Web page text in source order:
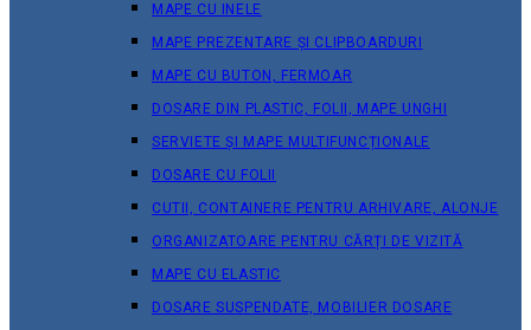
MAPE CU INELE
MAPE PREZENTARE ȘI CLIPBOARDURI
MAPE CU BUTON, FERMOAR
DOSARE DIN PLASTIC, FOLII, MAPE UNGHI
SERVIETE ȘI MAPE MULTIFUNCȚIONALE
DOSARE CU FOLII
CUTII, CONTAINERE PENTRU ARHIVARE, ALONJE
ORGANIZATOARE PENTRU CĂRȚI DE VIZITĂ
MAPE CU ELASTIC
DOSARE SUSPENDATE, MOBILIER DOSARE